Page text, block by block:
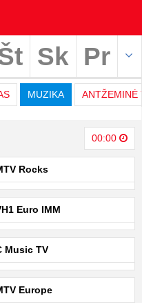
Sk Pr
MUZIKA ANTŽEMINĖ
00:00
Rocks
Euro IMM
Music TV
Europe